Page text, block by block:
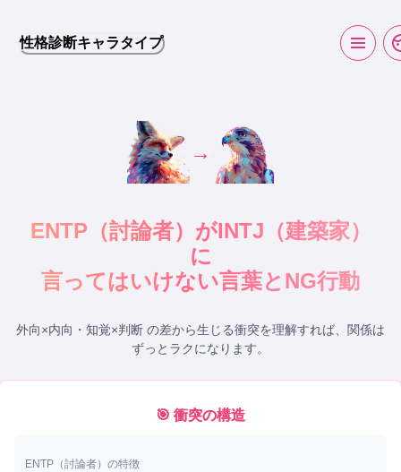
性格診断キャラタイプ
→
ENTP （討論者）がINTJ （建築家）
に
言ってはいけない言葉とNG行動
外向×内向・知覚×判断 の差から生じる衝突を理解すれば、関係は
ずっとラクになります。
🎯 衝突の構造
ENTP （討論者）の特徴